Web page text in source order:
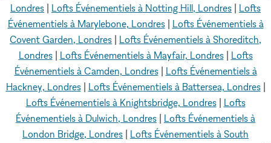
Londres
Lofts Événementiels à Notting Hill, Londres
Lofts
Événementiels à Marylebone, Londres| Lofts Événementiels à
Covent Garden, Londres
Lofts Événementiels à Shoreditch,
Londres| Lofts Événementiels à Mayfair, Londres| Lofts
Événementiels à Camden, Londres| Lofts Événementiels à
Hackney, Londres| Lofts Événementiels à Battersea, Londres|
Lofts Événementiels à Knightsbridge, Londres| Lofts
Événementiels à Dulwich, Londres
Lofts Événementiels à
London Bridge, Londres
Lofts Événementiels à South